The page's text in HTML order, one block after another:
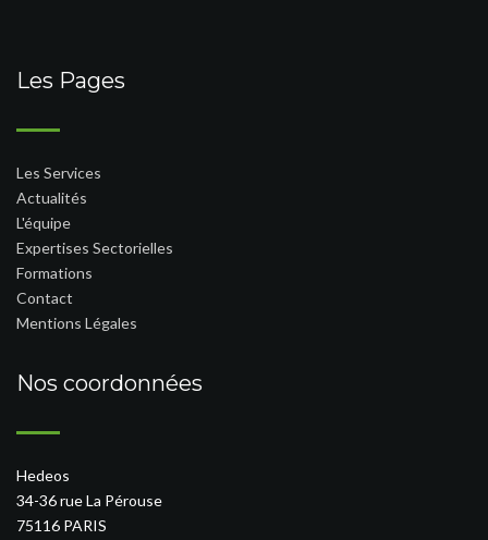
Les Pages
Les Services
Actualités
L'équipe
Expertises Sectorielles
Formations
Contact
Mentions Légales
Nos coordonnées
Hedeos
34-36 rue La Pérouse
75116 PARIS